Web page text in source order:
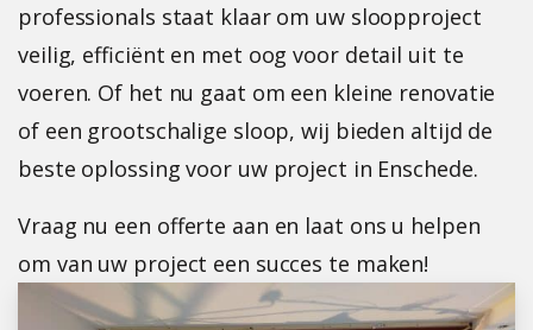
professionals staat klaar om uw sloopproject
veilig, efficiënt en met oog voor detail uit te
voeren. Of het nu gaat om een kleine renovatie
of een grootschalige sloop, wij bieden altijd de
beste oplossing voor uw project in Enschede.
Vraag nu een offerte aan en laat ons u helpen
om van uw project een succes te maken!